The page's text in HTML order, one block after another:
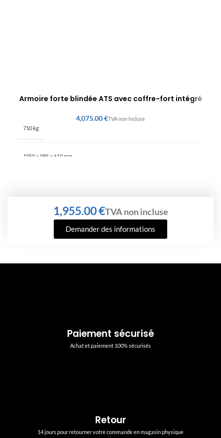
Armoire forte blindée ATS avec coffre-fort intégré
€
710 kg
1950 × 985 × 610 mm
€
Demander des informations
Paiement sécurisé
Achat et paiement 100% sécurisés
Retour
14 jours pour retourner votre commande en magasin physique